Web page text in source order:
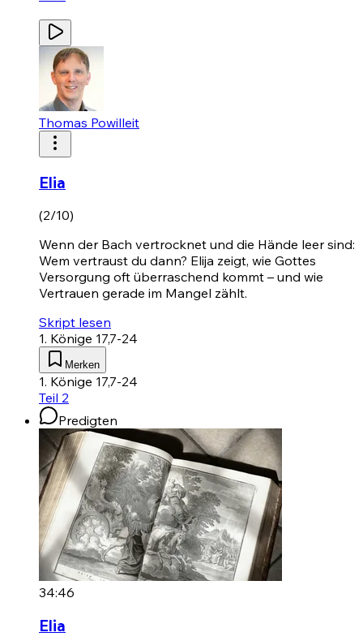
Thomas Powilleit
Elia
(2/10)
Wenn der Bach vertrocknet und die Hände leer sind:
Wem vertraust du dann? Elija zeigt, wie Gottes
Versorgung oft überraschend kommt – und wie
Vertrauen gerade im Mangel zählt.
Skript lesen
1. Könige 17,7-24
Merken
1. Könige 17,7-24
Teil 2
Predigten
34:46
Elia